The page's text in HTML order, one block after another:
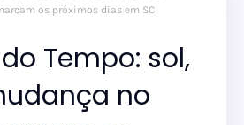
os próximos dias em SC
Tempo: sol,
no